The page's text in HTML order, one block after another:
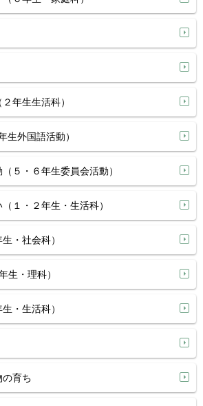
年生生活科）
生外国語活動）
５・６年生委員会活動）
１・２年生・生活科）
・社会科）
生・理科）
・生活科）
の育ち